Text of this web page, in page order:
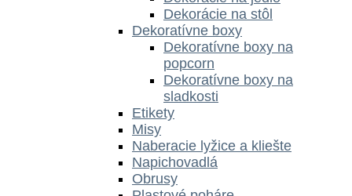
Dekorácie na stôl
Dekoratívne boxy
Dekoratívne boxy na
popcorn
Dekoratívne boxy na
sladkosti
Etikety
Misy
Naberacie lyžice a kliešte
Napichovadlá
Obrusy